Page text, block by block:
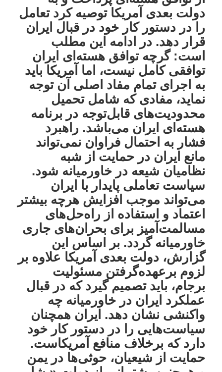
دولت بعدی آمریکا توصیه کرد تعامل
را در دستور کار خود در قبال ایران
قرار دهد. در ادامه این مطلب
است: گرچه توافق هسته‌ای ایران
توافقی کامل نیست، اما آمریکا باید
به اجرای تمام مفاد اصلی آن توجه
نماید، مفادی که شامل تحمیل
محدودیت‌های قابل‌توجه در برنامه
هسته‌ای ایران می‌باشد. راهبرد
فشار به احتمال فراوان نمی‌تواند
مانع ایران در حمایت از شبه
نظامیان شیعه در خاورمیانه شود.
سیاست تعاملی پایدار با ایران
می‌تواند موجب افزایش هرچه بیشتر
اعتماد و استفاده از راه‌حل‌های
مسالمت‌آمیز برای بحران‌های جاری
خاورمیانه گردد. بر اساس این
گزارش، دولت بعدی آمریکا علاوه بر
لزوم برعهده‌گرفتن مسئولیت
برجام، باید تصمیم گیرد که در قبال
عملکرد ایران در خاورمیانه چه
واکنشی نشان دهد. ایران همچنان
سیاست‌هایی را در دستور کار خود
دارد که برخلاف منافع آمریکاست.
حمایت از شیعیان، حوثی‌ها در یمن